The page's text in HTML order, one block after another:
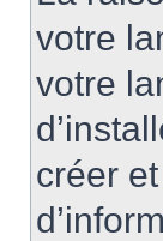
votre
votre
créer